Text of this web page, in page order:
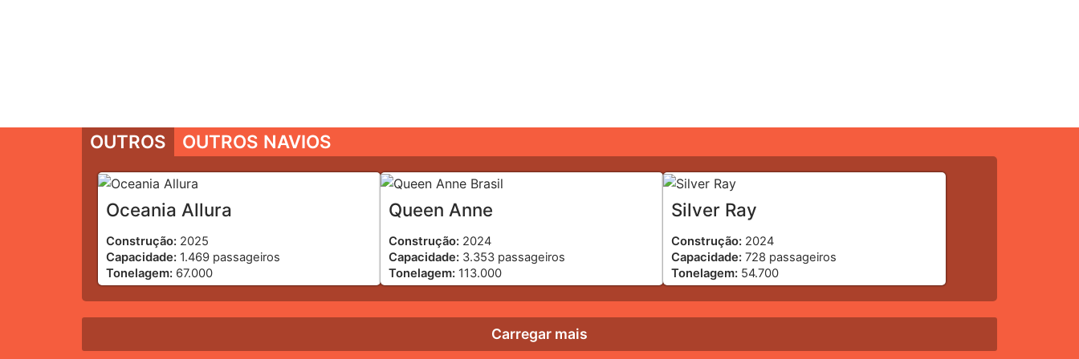
OUTROS OUTROS NAVIOS
Oceania Allura
Construção: 2025
Capacidade: 1.469 passageiros
Tonelagem: 67.000
Queen Anne
Construção: 2024
Capacidade: 3.353 passageiros
Tonelagem: 113.000
Silver Ray
Construção: 2024
Capacidade: 728 passageiros
Tonelagem: 54.700
Carregar mais